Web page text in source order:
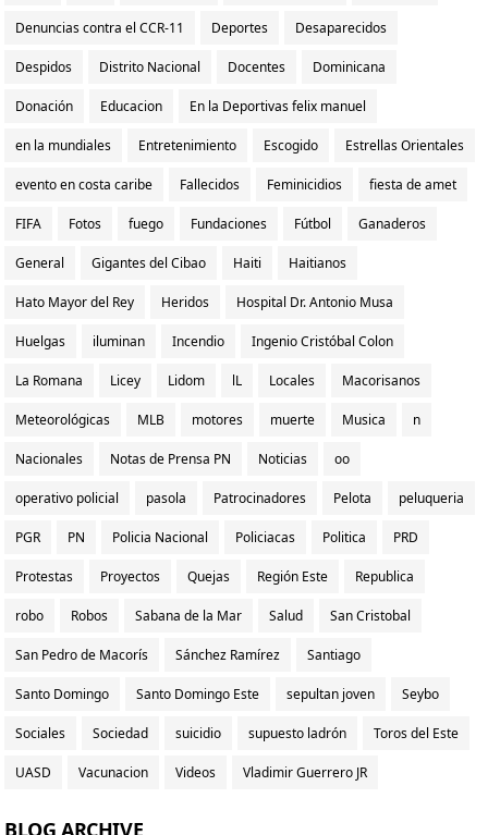
Denuncias contra el CCR-11 Deportes Desaparecidos
Despidos Distrito Nacional Docentes Dominicana
Donación Educacion En la Deportivas felix manuel
en la mundiales Entretenimiento Escogido Estrellas Orientales
evento en costa caribe Fallecidos Feminicidios fiesta de amet
FIFA Fotos fuego Fundaciones Fútbol Ganaderos
General Gigantes del Cibao Haiti Haitianos
Hato Mayor del Rey Heridos Hospital Dr. Antonio Musa
Huelgas iluminan Incendio Ingenio Cristóbal Colon
La Romana Licey Lidom lL Locales Macorisanos
Meteorológicas MLB motores muerte Musica n
Nacionales Notas de Prensa PN Noticias oo
operativo policial pasola Patrocinadores Pelota peluqueria
PGR PN Policia Nacional Policiacas Politica PRD
Protestas Proyectos Quejas Región Este Republica
robo Robos Sabana de la Mar Salud San Cristobal
San Pedro de Macorís Sánchez Ramírez Santiago
Santo Domingo Santo Domingo Este sepultan joven Seybo
Sociales Sociedad suicidio supuesto ladrón Toros del Este
UASD Vacunacion Videos Vladimir Guerrero JR
BLOG ARCHIVE